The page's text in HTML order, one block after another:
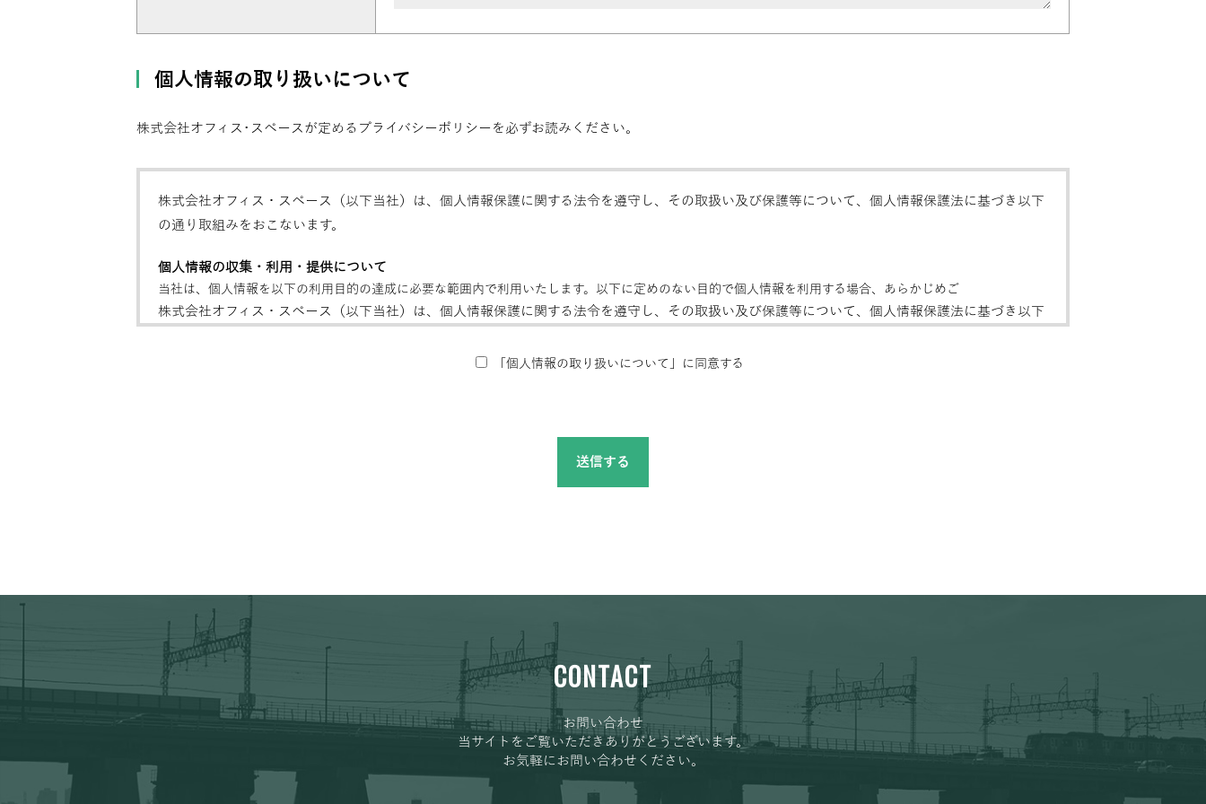
個人情報の取り扱いについて
株式会社オフィス･スペースが定めるプライバシーポリシーを必ずお読みください。
株式会社オフィス・スペース（以下当社）は、個人情報保護に関する法令を遵守し、その取扱い及び保護等について、個人情報保護法に基づき以下
の通り取組みをおこないます。
個人情報の収集・利用・提供について
当社は、個人情報を以下の利用目的の達成に必要な範囲内で利用いたします。以下に定めのない目的で個人情報を利用する場合、あらかじめご
株式会社オフィス・スペース（以下当社）は、個人情報保護に関する法令を遵守し、その取扱い及び保護等について、個人情報保護法に基づき以下
「個人情報の取り扱いについて」に同意する
CONTACT
お問い合わせ
当サイトをご覧いただきありがとうございます。
お気軽にお問い合わせください。